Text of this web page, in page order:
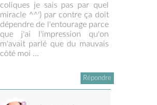
coliques je sais pas par quel
miracle ^^') par contre ça doit
dépendre de l'entourage parce
que j'ai l'impression qu'on
m'avait parlé que du mauvais
côté moi ...
Répondre